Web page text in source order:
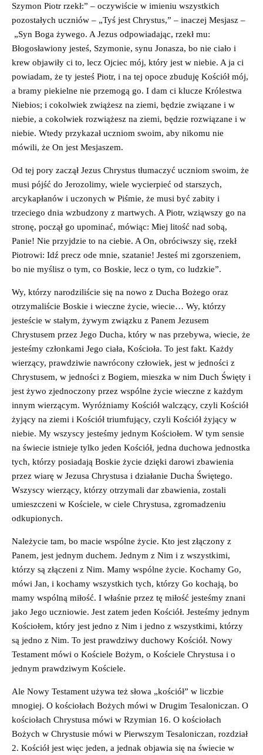
Szymon Piotr rzekł:” – oczywiście w imieniu wszystkich
pozostałych uczniów – „Tyś jest Chrystus,” – inaczej Mesjasz –
„Syn Boga żywego. A Jezus odpowiadając, rzekł mu:
Błogosławiony jesteś, Szymonie, synu Jonasza, bo nie ciało i
krew objawiły ci to, lecz Ojciec mój, który jest w niebie. A ja ci
powiadam, że ty jesteś Piotr, i na tej opoce zbuduję Kościół mój,
a bramy piekielne nie przemogą go. I dam ci klucze Królestwa
Niebios; i cokolwiek zwiążesz na ziemi, będzie związane i w
niebie, a cokolwiek rozwiążesz na ziemi, będzie rozwiązane i w
niebie. Wtedy przykazał uczniom swoim, aby nikomu nie
mówili, że On jest Mesjaszem.
Od tej pory zaczął Jezus Chrystus tłumaczyć uczniom swoim, że
musi pójść do Jerozolimy, wiele wycierpieć od starszych,
arcykapłanów i uczonych w Piśmie, że musi być zabity i
trzeciego dnia wzbudzony z martwych. A Piotr, wziąwszy go na
stronę, począł go upominać, mówiąc: Miej litość nad sobą,
Panie! Nie przyjdzie to na ciebie. A On, obróciwszy się, rzekł
Piotrowi: Idź precz ode mnie, szatanie! Jesteś mi zgorszeniem,
bo nie myślisz o tym, co Boskie, lecz o tym, co ludzkie”.
Wy, którzy narodziliście się na nowo z Ducha Bożego oraz
otrzymaliście Boskie i wieczne życie, wiecie… Wy, którzy
jesteście w stałym, żywym związku z Panem Jezusem
Chrystusem przez Jego Ducha, który w nas przebywa, wiecie, że
jesteśmy członkami Jego ciała, Kościoła. To jest fakt. Każdy
wierzący, prawdziwie nawrócony człowiek, jest w jedności z
Chrystusem, w jedności z Bogiem, mieszka w nim Duch Święty i
jest żywo zjednoczony przez wspólne życie wieczne z każdym
innym wierzącym. Wyróżniamy Kościół walczący, czyli Kościół
żyjący na ziemi i Kościół triumfujący, czyli Kościół żyjący w
niebie. My wszyscy jesteśmy jednym Kościołem. W tym sensie
na świecie istnieje tylko jeden Kościół, jedna duchowa jednostka
tych, którzy posiadają Boskie życie dzięki darowi zbawienia
przez wiarę w Jezusa Chrystusa i działanie Ducha Świętego.
Wszyscy wierzący, którzy otrzymali dar zbawienia, zostali
umieszczeni w Kościele, w ciele Chrystusa, zgromadzeniu
odkupionych.
Należycie tam, bo macie wspólne życie. Kto jest złączony z
Panem, jest jednym duchem. Jednym z Nim i z wszystkimi,
którzy są złączeni z Nim. Mamy wspólne życie. Kochamy Go,
mówi Jan, i kochamy wszystkich tych, którzy Go kochają, bo
mamy wspólną miłość. I właśnie przez tę miłość jesteśmy znani
jako Jego uczniowie. Jest zatem jeden Kościół. Jesteśmy jednym
Kościołem, który jest jedno z Nim i jedno z wszystkimi, którzy
są jedno z Nim. To jest prawdziwy duchowy Kościół. Nowy
Testament mówi o Kościele Bożym, o Kościele Chrystusa i o
jednym prawdziwym Kościele.
Ale Nowy Testament używa też słowa „kościół” w liczbie
mnogiej. O kościołach Bożych mówi w Drugim Tesaloniczan. O
kościołach Chrystusa mówi w Rzymian 16. O kościołach
Bożych w Chrystusie mówi w Pierwszym Tesaloniczan, rozdział
2. Kościół jest więc jeden, a jednak objawia się na świecie w